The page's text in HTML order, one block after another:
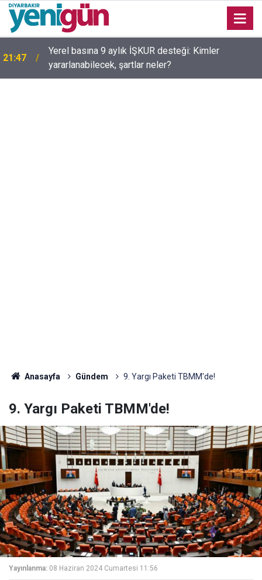
21:47
Yerel basına 9 aylık İŞKUR desteği: Kimler
yararlanabilecek, şartlar neler?
Anasayfa Gündem 9. Yargı Paketi TBMM'de!
9. Yargı Paketi TBMM'de!
Yayınlanma: 08 Haziran 2024 Cumartesi 11:56